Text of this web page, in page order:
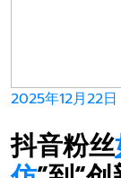
Posted
2025年12月22日
抖音粉丝